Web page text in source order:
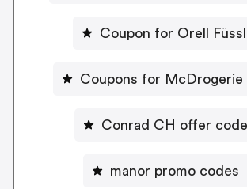
Coupon for Orell
Coupons for McDrogerie
Conrad CH offer code
manor promo codes